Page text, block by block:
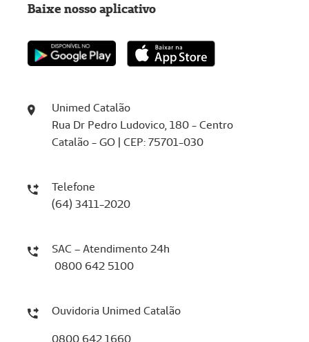
Unimed Catalão
Rua Dr Pedro Ludovico, 180 - Centro
Catalão - GO | CEP: 75701-030
Telefone
(64) 3411-2020
SAC – Atendimento 24h
0800 642 5100
Ouvidoria Unimed Catalão
0800 642 1660
Baixe nosso aplicativo